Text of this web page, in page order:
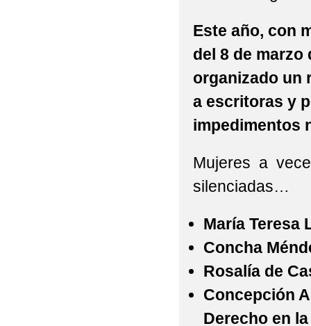
Este año, con
del 8 de marzo
organizado un
a escritoras y
impedimentos
Mujeres a
silenciadas…
María Teresa
Concha
Rosalía de
Concepción
Derecho en la